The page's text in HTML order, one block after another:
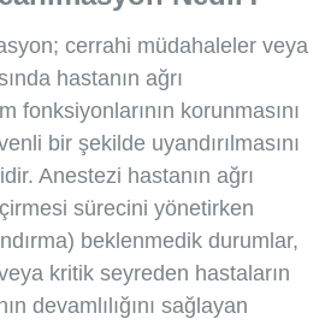
cerrahi müdahaleler veya
hastanın ağrı
fonksiyonlarının korunmasını
bir şekilde uyandırılmasını
Anestezi hastanın ağrı
sürecini yönetirken
beklenmedik durumlar,
kritik seyreden hastaların
devamlılığını sağlayan